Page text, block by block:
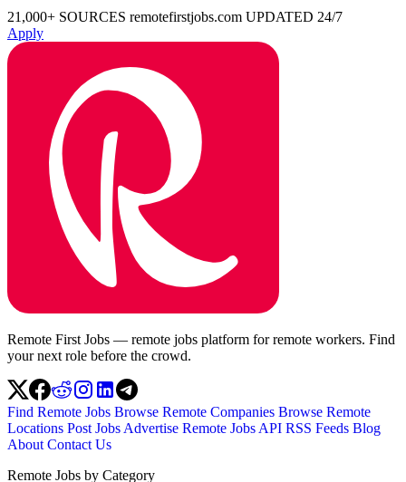
21,000+ SOURCES remotefirstjobs.com UPDATED 24/7
Apply
Remote First Jobs — remote jobs platform for remote workers. Find
your next role before the crowd.
Find Remote Jobs Browse Remote Companies Browse Remote
Locations Post Jobs Advertise Remote Jobs API RSS Feeds Blog
About Contact Us
Remote Jobs by Category